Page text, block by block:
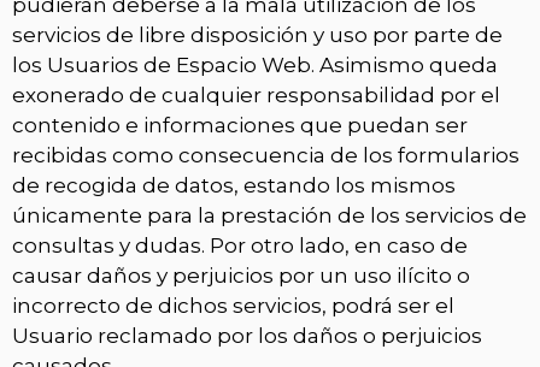
servicios de libre disposición y uso por parte de
los Usuarios de Espacio Web. Asimismo queda
exonerado de cualquier responsabilidad por el
contenido e informaciones que puedan ser
recibidas como consecuencia de los formularios
de recogida de datos, estando los mismos
únicamente para la prestación de los servicios de
consultas y dudas. Por otro lado, en caso de
causar daños y perjuicios por un uso ilícito o
incorrecto de dichos servicios, podrá ser el
Usuario reclamado por los daños o perjuicios